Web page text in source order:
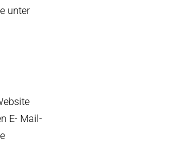
unter
E- Mail-